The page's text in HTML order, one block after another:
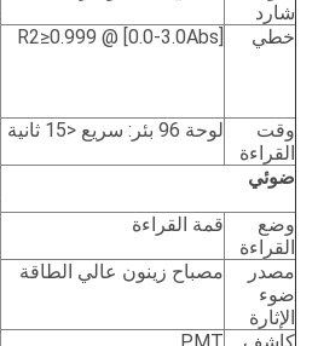
شارد
خطي
R2≥0.999 @ [0.0-3.0Abs]
وقت
القراءة
لوحة 96 بئر: سريع <15 ثانية
ضوئي
وضع
القراءة
قمة القراءة
مصدر
ضوء
الإثارة
مصباح زينون عالي الطاقة